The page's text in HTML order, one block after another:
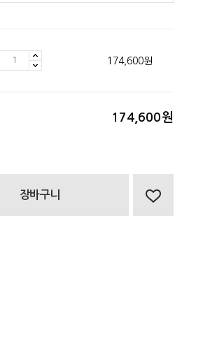
174,600원
174,600원
장바구니